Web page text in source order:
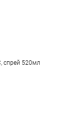
спрей 520мл